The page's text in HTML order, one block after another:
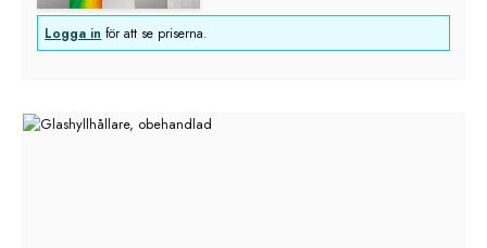
Logga in för att se priserna.